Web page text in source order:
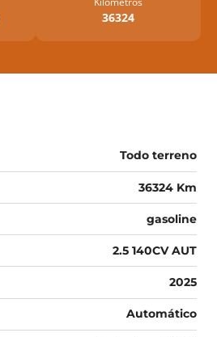
36324
Todo terreno
36324 Km
gasoline
2.5 140CV AUT
2025
Automático